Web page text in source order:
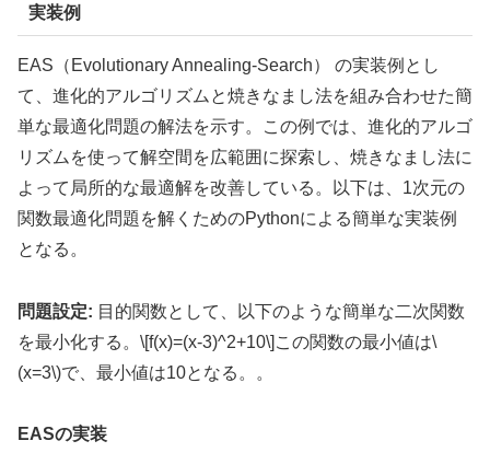
実装例
EAS（Evolutionary Annealing-Search） の実装例とし
て、進化的アルゴリズムと焼きなまし法を組み合わせた簡
単な最適化問題の解法を示す。この例では、進化的アルゴ
リズムを使って解空間を広範囲に探索し、焼きなまし法に
よって局所的な最適解を改善している。以下は、1次元の
関数最適化問題を解くためのPythonによる簡単な実装例
となる。
問題設定: 目的関数として、以下のような簡単な二次関数
を最小化する。\[f(x)=(x-3)^2+10\]この関数の最小値は\
(x=3\)で、 最小値は10となる。。
EASの実装